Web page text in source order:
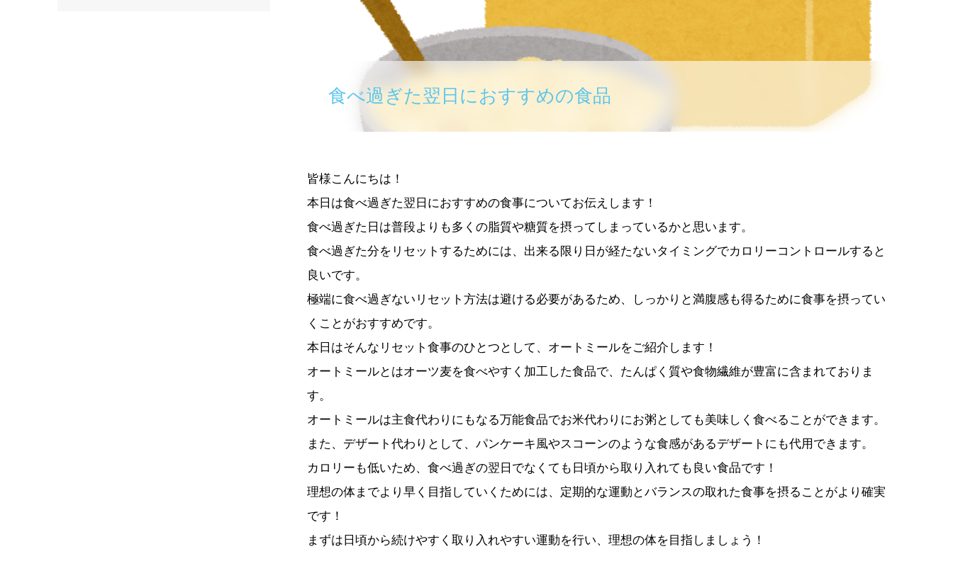
食べ過ぎた翌日におすすめの食品
皆様こんにちは！
本日は食べ過ぎた翌日におすすめの食事についてお伝えします！
食べ過ぎた日は普段よりも多くの脂質や糖質を摂ってしまっているかと思います。
食べ過ぎた分をリセットするためには、出来る限り日が経たないタイミングでカロリーコントロールすると
良いです。
極端に食べ過ぎないリセット方法は避ける必要があるため、しっかりと満腹感も得るために食事を摂ってい
くことがおすすめです。
本日はそんなリセット食事のひとつとして、オートミールをご紹介します！
オートミールとはオーツ麦を食べやすく加工した食品で、たんぱく質や食物繊維が豊富に含まれておりま
す。
オートミールは主食代わりにもなる万能食品でお米代わりにお粥としても美味しく食べることができます。
また、デザート代わりとして、パンケーキ風やスコーンのような食感があるデザートにも代用できます。
カロリーも低いため、食べ過ぎの翌日でなくても日頃から取り入れても良い食品です！
理想の体までより早く目指していくためには、定期的な運動とバランスの取れた食事を摂ることがより確実
です！
まずは日頃から続けやすく取り入れやすい運動を行い、理想の体を目指しましょう！